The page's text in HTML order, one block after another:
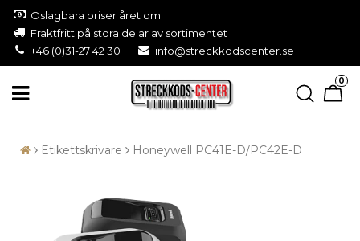
Oslagbara priser året om
Fraktfritt på stora delar av sortimentet
+46 (0)31-27 42 30
info@streckkodscenter.se
0
Etikettskrivare Honeywell PC41E-D/PC42E-D